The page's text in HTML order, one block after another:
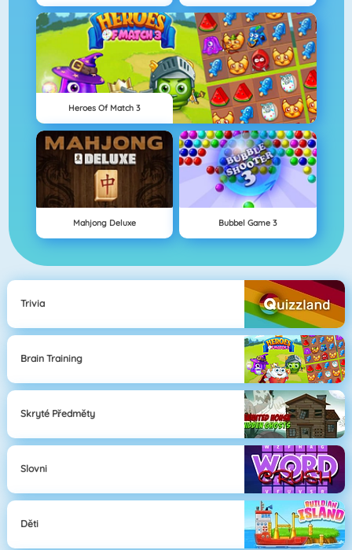
Heroes Of Match 3
Mahjong Deluxe Bubbel Game 3
Trivia
Brain Training
Skryté Předměty
Slovni
Děti